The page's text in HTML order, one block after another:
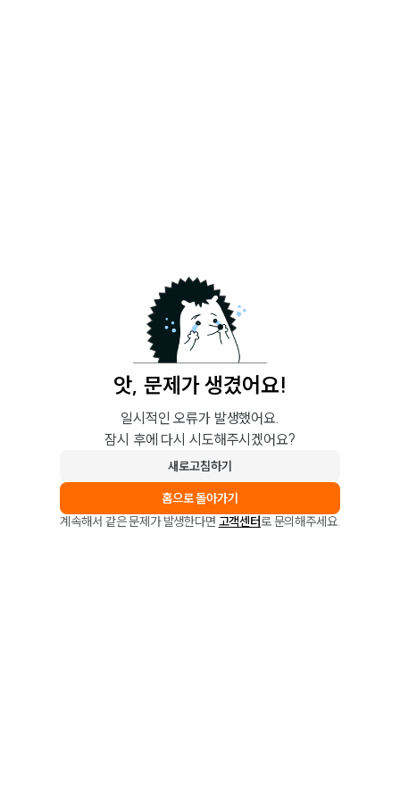
앗, 문제가 생겼어요!
일시적인 오류가 발생했어요.
잠시 후에 다시 시도해주시겠어요?
새로고침하기
홈으로 돌아가기
계속해서 같은 문제가 발생한다면 고객센터로 문의해주세요.